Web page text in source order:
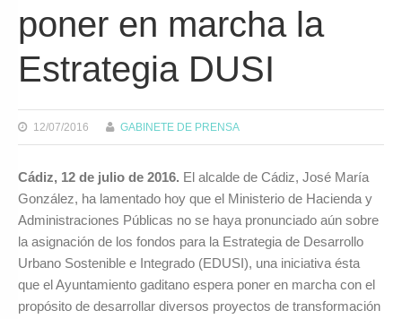
poner en marcha la
Estrategia DUSI
12/07/2016 GABINETE DE PRENSA
Cádiz, 12 de julio de 2016. El alcalde de Cádiz, José María
González, ha lamentado hoy que el Ministerio de Hacienda y
Administraciones Públicas no se haya pronunciado aún sobre
la asignación de los fondos para la Estrategia de Desarrollo
Urbano Sostenible e Integrado (EDUSI), una iniciativa ésta
que el Ayuntamiento gaditano espera poner en marcha con el
propósito de desarrollar diversos proyectos de transformación